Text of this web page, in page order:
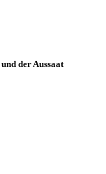
der Aussaat